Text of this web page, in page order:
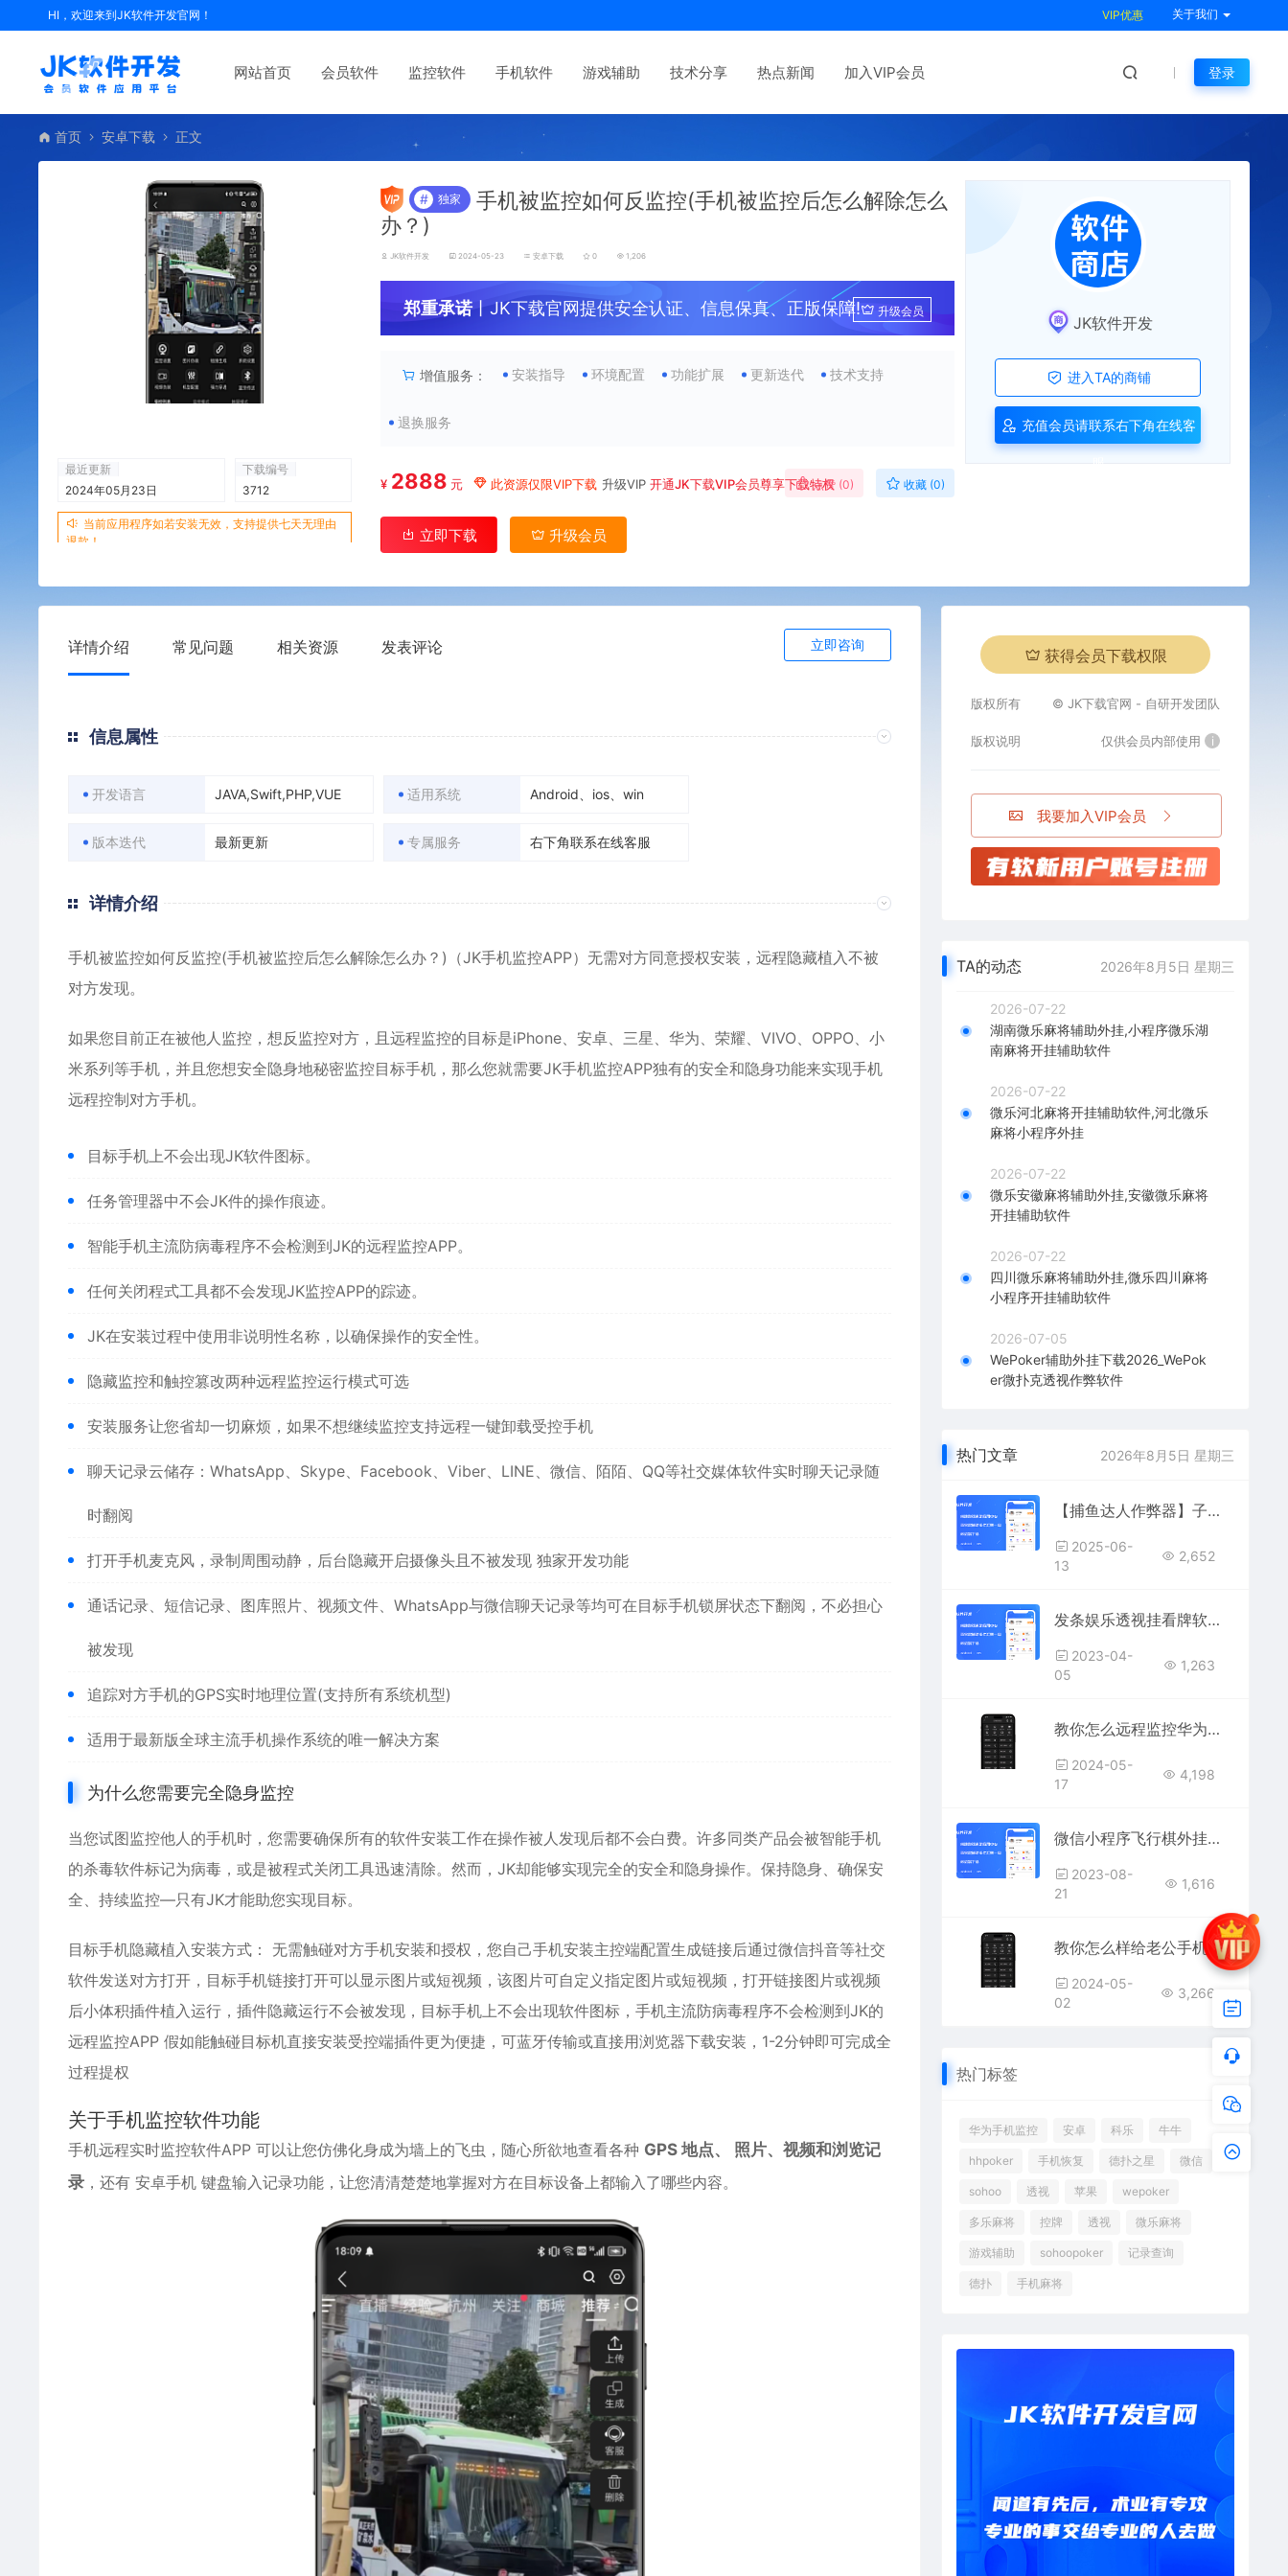
HI，欢迎来到JK软件开发官网！ VIP优惠 关于我们
网站首页 会员软件 监控软件 手机软件 游戏辅助 技术分享 热点新闻 加入VIP会员 登录
首页 安卓下载 正文
最近更新
2024年05月23日
下载编号
3712
当前应用程序如若安装无效，支持提供七天无理由
退款！
# 独家
手机被监控如何反监控(手机被监控后怎么解除怎么
办？)
JK软件开发 2024-05-23 安卓下载 0 1,206
郑重承诺丨JK下载官网提供安全认证、信息保真、正版保障! 升级会员
增值服务： 安装指导 环境配置 功能扩展 更新迭代 技术支持
退换服务
¥ 2888 元 此资源仅限VIP下载 升级VIP 开通JK下载VIP会员尊享下载特权
点赞 (0) 收藏 (0)
立即下载 升级会员
JK软件开发
进入TA的商铺
充值会员请联系右下角在线客
详情介绍 常见问题 相关资源 发表评论 立即咨询
信息属性
开发语言 JAVA,Swift,PHP,VUE 适用系统 Android、ios、win
版本迭代 最新更新 专属服务 右下角联系在线客服
详情介绍
手机被监控如何反监控(手机被监控后怎么解除怎么办？)（JK手机监控APP）无需对方同意授权安装，远程隐藏植入不被
对方发现。
如果您目前正在被他人监控，想反监控对方，且远程监控的目标是iPhone、 安卓、三星、华为、荣耀、VIVO、OPPO、小
米系列等手机，并且您想安全隐身地秘密监控目标手机，那么您就需要JK手机监控APP独有的安全和隐身功能来实现手机
远程控制对方手机。
目标手机上不会出现JK软件图标。
任务管理器中不会JK件的操作痕迹。
智能手机主流防病毒程序不会检测到JK的远程监控APP。
任何关闭程式工具都不会发现JK监控APP的踪迹。
JK在安装过程中使用非说明性名称，以确保操作的安全性。
隐藏监控和触控篡改两种远程监控运行模式可选
安装服务让您省却一切麻烦，如果不想继续监控支持远程一键卸载受控手机
聊天记录云储存：WhatsApp、Skype、Facebook、Viber、LINE、微信、陌陌、QQ等社交媒体软件实时聊天记录随
时翻阅
打开手机麦克风，录制周围动静，后台隐藏开启摄像头且不被发现 独家开发功能
通话记录、短信记录、图库照片、视频文件、WhatsApp与微信聊天记录等均可在目标手机锁屏状态下翻阅，不必担心
被发现
追踪对方手机的GPS实时地理位置(支持所有系统机型)
适用于最新版全球主流手机操作系统的唯一解决方案
为什么您需要完全隐身监控
当您试图监控他人的手机时，您需要确保所有的软件安装工作在操作被人发现后都不会白费。许多同类产品会被智能手机
的杀毒软件标记为病毒，或是被程式关闭工具迅速清除。然而，JK却能够实现完全的安全和隐身操作。保持隐身、确保安
全、持续监控—只有JK才能助您实现目标。
目标手机隐藏植入安装方式： 无需触碰对方手机安装和授权，您自己手机安装主控端配置生成链接后通过微信抖音等社交
软件发送对方打开，目标手机链接打开可以显示图片或短视频，该图片可自定义指定图片或短视频，打开链接图片或视频
后小体积插件植入运行，插件隐藏运行不会被发现，目标手机上不会出现软件图标，手机主流防病毒程序不会检测到JK的
远程监控APP 假如能触碰目标机直接安装受控端插件更为便捷，可蓝牙传输或直接用浏览器下载安装，1-2分钟即可完成全
过程提权
关于手机监控软件功能
手机远程实时监控软件APP 可以让您仿佛化身成为墙上的飞虫，随心所欲地查看各种 GPS 地点、 照片、视频和浏览记
录 ，还有 安卓手机 键盘输入记录功能，让您清清楚楚地掌握对方在目标设备上都输入了哪些内容。
获得会员下载权限
版权所有 © JK下载官网 - 自研开发团队
版权说明 仅供会员内部使用 i
我要加入VIP会员
TA的动态 2026年8月5日 星期三
2026-07-22
湖南微乐麻将辅助外挂,小程序微乐湖
南麻将开挂辅助软件
2026-07-22
微乐河北麻将开挂辅助软件,河北微乐
麻将小程序外挂
2026-07-22
微乐安徽麻将辅助外挂,安徽微乐麻将
开挂辅助软件
2026-07-22
四川微乐麻将辅助外挂,微乐四川麻将
小程序开挂辅助软件
2026-07-05
WePoker辅助外挂下载2026_WePok
er微扑克透视作弊软件
热门文章 2026年8月5日 星期三
【捕鱼达人作弊器】子弹无限+自动锁定BOSS鱼，金币爆仓
2025-06-
13
2,652
发条娱乐透视挂看牌软件下载，老版本app旧版安装
2023-04-
05
1,263
教你怎么远程监控华为荣耀手机屏幕(不被对方发现)
2024-05-
17
4,198
微信小程序飞行棋外挂安卓苹果通用版下载
2023-08-
21
1,616
教你怎么样给老公手机装监控(怎么使用软件远程监控老公手机)
2024-05-
02
3,266
热门标签
华为手机监控 安卓 科乐 牛牛
hhpoker 手机恢复 德扑之星 微信
sohoo 透视 苹果 wepoker
多乐麻将 控牌 透视 微乐麻将
游戏辅助 sohoopoker 记录查询
德扑 手机麻将